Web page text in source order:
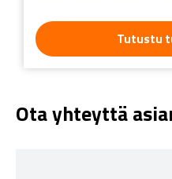
Tutustu
Ota yhteyttä